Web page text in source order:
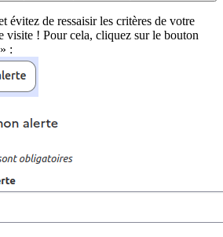
évitez de ressaisir les critères de votre
visite ! Pour cela, cliquez sur le bouton
: